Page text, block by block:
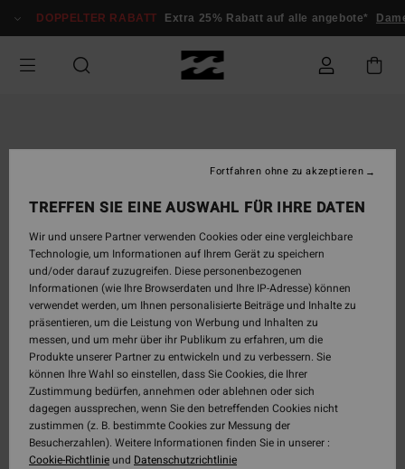
zur
springen
DOPPELTER RABATT Extra 25% Rabatt auf alle angebote* Damen
TREFFEN SIE EINE AUSWAHL FÜR IHRE DATEN
Wir und unsere Partner verwenden Cookies oder eine vergleichbare
Technologie, um Informationen auf Ihrem Gerät zu speichern
und/oder darauf zuzugreifen. Diese personenbezogenen
Informationen (wie Ihre Browserdaten und Ihre IP-Adresse) können
verwendet werden, um Ihnen personalisierte Beiträge und Inhalte zu
präsentieren, um die Leistung von Werbung und Inhalten zu
messen, und um mehr über ihr Publikum zu erfahren, um die
Produkte unserer Partner zu entwickeln und zu verbessern. Sie
können Ihre Wahl so einstellen, dass Sie Cookies, die Ihrer
Zustimmung bedürfen, annehmen oder ablehnen oder sich
dagegen aussprechen, wenn Sie den betreffenden Cookies nicht
zustimmen (z. B. bestimmte Cookies zur Messung der
Besucherzahlen). Weitere Informationen finden Sie in unserer :
Cookie-Richtlinieund Datenschutzrichtlinie
Fortfahren ohne zu akzeptieren